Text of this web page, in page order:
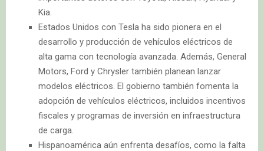
Kia.
Estados Unidos con Tesla ha sido pionera en el
desarrollo y producción de vehículos eléctricos de
alta gama con tecnología avanzada. Además, General
Motors, Ford y Chrysler también planean lanzar
modelos eléctricos. El gobierno también fomenta la
adopción de vehículos eléctricos, incluidos incentivos
fiscales y programas de inversión en infraestructura
de carga.
Hispanoamérica aún enfrenta desafíos, como la falta